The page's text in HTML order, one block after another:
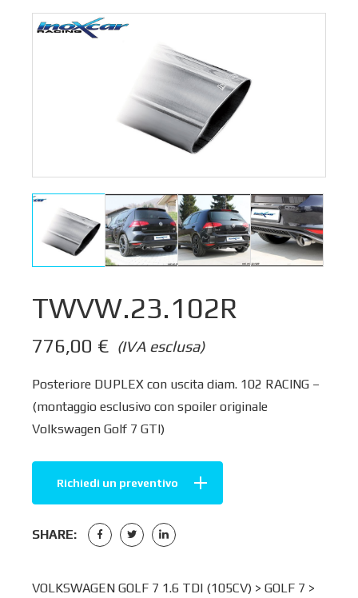
TWVW.23.102R
(IVA esclusa)
776,00 €
Posteriore DUPLEX con uscita diam. 102 RACING –
(montaggio esclusivo con spoiler originale
Volkswagen Golf 7 GTI)
Richiedi un preventivo
SHARE:
VOLKSWAGEN GOLF 7 1.6 TDI (105CV) > GOLF 7 >